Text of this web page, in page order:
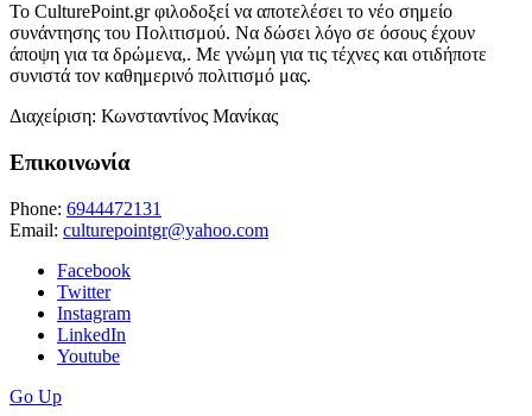
Το CulturePoint.gr φιλοδοξεί να αποτελέσει το νέο σημείο
συνάντησης του Πολιτισμού. Να δώσει λόγο σε όσους έχουν
άποψη για τα δρώμενα,. Με γνώμη για τις τέχνες και οτιδήποτε
συνιστά τον καθημερινό πολιτισμό μας.
Διαχείριση: Κωνσταντίνος Μανίκας
Επικοινωνία
Phone: 6944472131
Email: culturepointgr@yahoo.com
Facebook
Twitter
Instagram
LinkedIn
Youtube
Go Up